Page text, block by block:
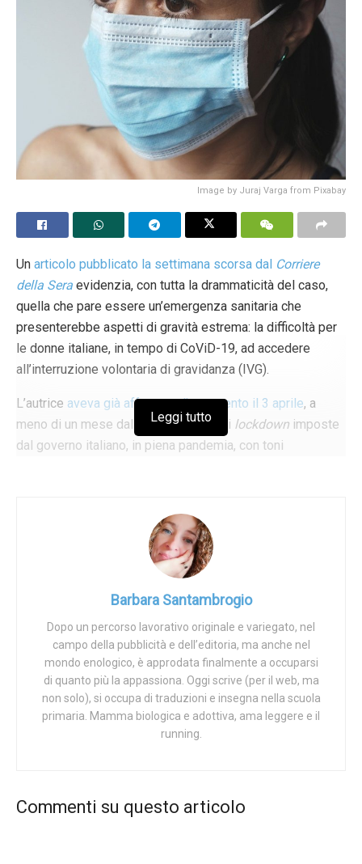
Image by Juraj Varga from Pixabay
Un articolo pubblicato la settimana scorsa dal Corriere
della Sera evidenzia, con tutta la drammaticità del caso,
quella che pare essere un’emergenza sanitaria che
presenterebbe aspetti di gravità estrema: la difficoltà per
le donne italiane, in tempo di CoViD-19, ad accedere
all’interruzione volontaria di gravidanza (IVG).
L’autrice aveva già affrontato l’argomento il 3 aprile, a
meno di un mese dalle disposizioni di lockdown imposte
dal governo italiano, in piena pandemia, con toni
questi ultimi mesi in cui si è assistito alla cosiddetta
«seconda ondata», avrebbe cioè limitato, ostacolato e
infine impedito il normale flusso di pratiche abortive nei
coercitive nella somministrazione dell’aborto
farmacologico, quantomeno da parte di alcune Regioni,
avrebbero ulteriormente complicato la libertà delle donne
di fruire di tale imprescindibile diritto. Il diritto di uccidere
un essere umano ancora nel grembo materno.
Leggendo entrambi gli articoli, però, ci si rende conto che
neppure un dato viene prodotto a sostegno di tali
Parlano attivisti delle associazioni che si occupano di
“aiutare” le donne nel percorso che conduce all’IVG,
Leggi tutto
Barbara Santambrogio
Dopo un percorso lavorativo originale e variegato, nel
campo della pubblicità e dell’editoria, ma anche nel
mondo enologico, è approdata finalmente a occuparsi
di quanto più la appassiona. Oggi scrive (per il web, ma
non solo), si occupa di traduzioni e insegna nella scuola
primaria. Mamma biologica e adottiva, ama leggere e il
running.
Commenti su questo articolo